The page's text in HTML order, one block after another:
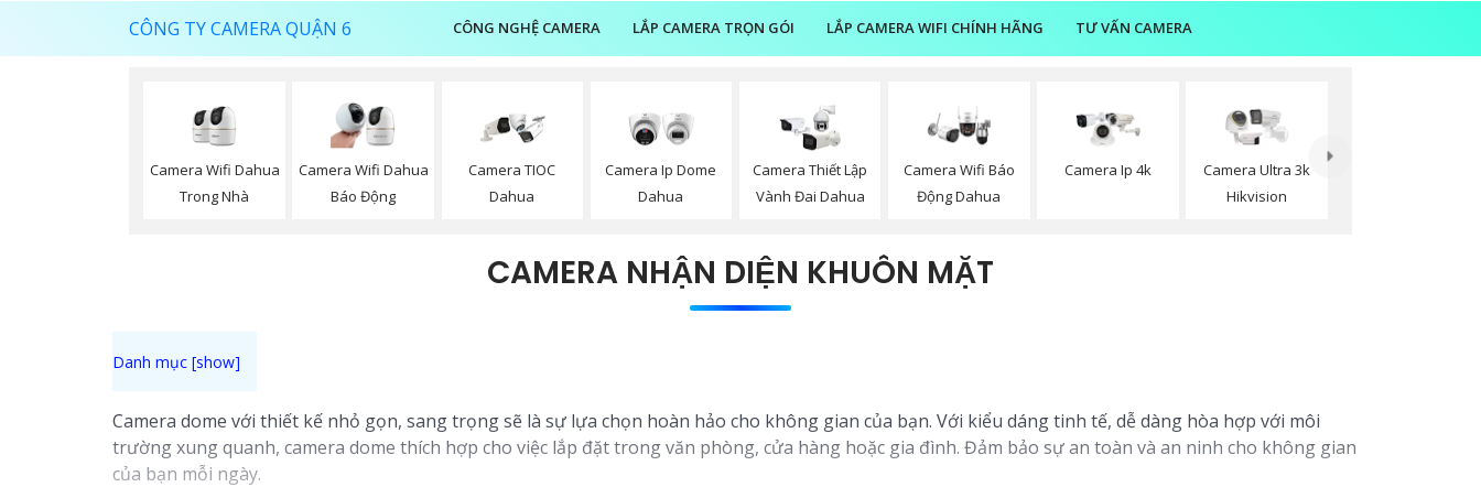
CÔNG TY CAMERA QUẬN 6 CÔNG NGHỆ CAMERA LẮP CAMERA TRỌN GÓI LẮP CAMERA WIFI CHÍNH HÃNG TƯ VẤN CAMERA
Camera Wifi Dahua
Trong Nhà
Camera Wifi Dahua
Báo Động
Camera TIOC
Dahua
Camera Ip Dome
Dahua
Camera Thiết Lập
Vành Đai Dahua
Camera Wifi Báo
Động Dahua
Camera Ip 4k
Camera Ultra 3k
Hikvision
CAMERA NHẬN DIỆN KHUÔN MẶT
Camera dome với thiết kế nhỏ gọn, sang trọng sẽ là sự lựa chọn hoàn hảo cho không gian của bạn. Với kiểu dáng tinh tế, dễ dàng hòa hợp với môi
trường xung quanh, camera dome thích hợp cho việc lắp đặt trong văn phòng, cửa hàng hoặc gia đình. Đảm bảo sự an toàn và an ninh cho không gian
của bạn mỗi ngày.